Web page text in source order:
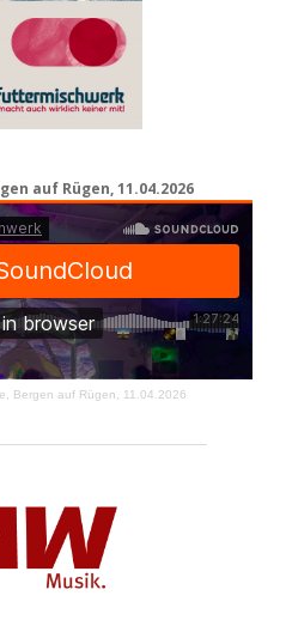
auf Rügen, 11.04.2026
Bergen auf Rügen, 11.04.2026